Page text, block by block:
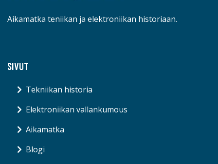
Aikamatka teniikan ja elektroniikan historiaan.
SIVUT
Tekniikan historia
Elektroniikan vallankumous
Aikamatka
Blogi